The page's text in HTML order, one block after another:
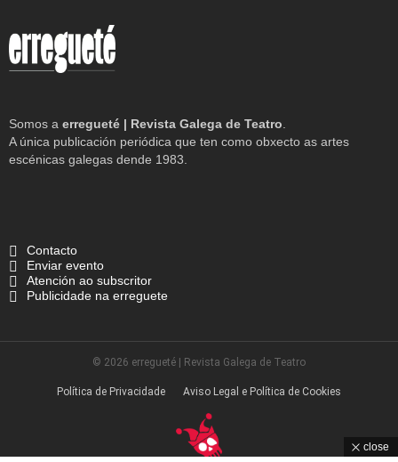
Somos a erregueté | Revista Galega de Teatro
A única publicación periódica que ten como obxecto as artes
escénicas galegas dende 1983.
Contacto
Enviar evento
Atención ao subscritor
Publicidade na erreguete
© 2026 erregueté | Revista Galega de Teatro
Política de Privacidade Aviso Legal e Política de Cookies
close